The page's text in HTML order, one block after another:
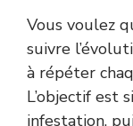
Vous voulez
suivre
à répéter
L’objectif est
infestation,